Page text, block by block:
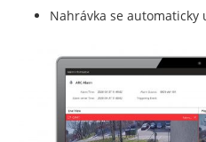
Nahrávka se automaticky